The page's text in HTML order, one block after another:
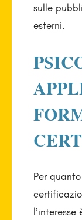
sulle
esterni.
Per